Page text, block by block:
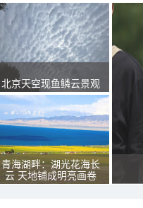
北京天空现鱼鳞云景观
青海湖畔：湖光花海长
云 天地铺成明亮画卷